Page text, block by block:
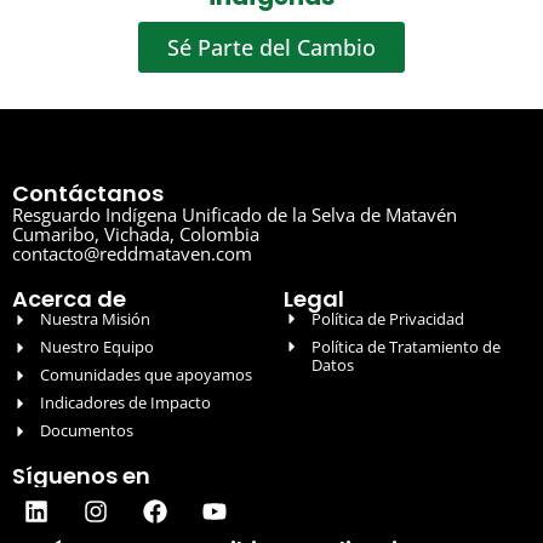
Sé Parte del Cambio
Contáctanos
Resguardo Indígena Unificado de la Selva de Matavén
Cumaribo, Vichada, Colombia
contacto@reddmataven.com
Acerca de
Nuestra Misión
Nuestro Equipo
Comunidades que apoyamos
Indicadores de Impacto
Documentos
Legal
Política de Privacidad
Política de Tratamiento de
Datos
Síguenos en